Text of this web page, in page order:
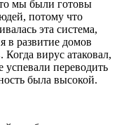
мы были готовы
потому что
эта система,
в развитие домов
вирус атаковал,
успевали переводить
была высокой.